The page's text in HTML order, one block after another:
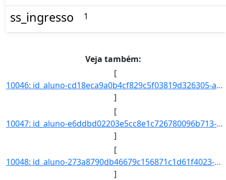
ss_ingresso
1
Veja também:
[
10046: id_aluno-cd18eca9a0b4cf829c5f03819d326305-aa_ingresso-2017-cd_curso-945-nm_qsl--nr_ch--nr_cr--nr_ind]
]
[
10047: id_aluno-e6ddbd02203e5cc8e1c726780096b713-aa_ingresso-2017-cd_curso-945-nm_qsl--nr_ch--nr_cr--nr_ind]
]
[
10048: id_aluno-273a8790db46679c156871c1d61f4023-aa_ingresso-2017-cd_curso-945-nm_qsl--nr_ch--nr_cr--nr_ind]
]